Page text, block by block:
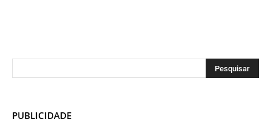
PUBLICIDADE